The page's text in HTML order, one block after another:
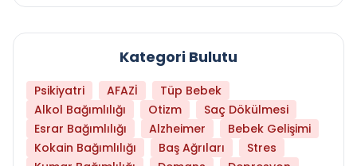
Kategori Bulutu
Psikiyatri AFAZİ
Tüp Bebek
Alkol Bağımlılığı
Otizm
Saç Dökülmesi
Esrar Bağımlılığı
Alzheimer
Bebek Gelişimi
Kokain Bağımlılığı
Baş Ağrıları
Stres